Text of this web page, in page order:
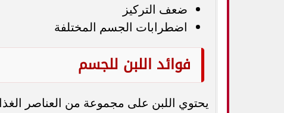
ضعف التركيز
اضطرابات الجسم المختلفة
فوائد اللبن للجسم
يحتوي اللبن على مجموعة من العناصر